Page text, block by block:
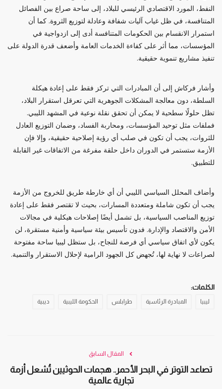
النفط، المورد الاقتصادي الرئيسي للبلاد، إلى ساحة صراع بين الفصائل
المتنافسة، في ظل غياب آليات شفافة وعادلة لتوزيع الثروة. كما أن
استمرار الانقسام بين الحكومات المتنافسة أدى إلى ازدواجية في
المؤسسات، مما أثر على كفاءة الخدمات العامة وأضعف قدرة الدولة على
تنفيذ مشاريع تنموية حقيقية.
وأشار فركاش إلى أن المبادرات التي تركز فقط على إعادة هيكلة
السلطة، دون معالجة المشكلات الجوهرية التي تعرقل استقرار البلاد،
تظل حلولًا سطحية لا يمكن أن تحقق نقلة نوعية في المشهد الليبي.
فملفات مثل توحيد المؤسسات، ومحاربة الفساد، وضمان التوزيع العادل
للثروات، يجب أن تكون في صلب أي رؤية إصلاحية حقيقية، وإلا فإن
الأزمة ستستمر في الدوران داخل حلقة مفرغة من الاتفاقات غير القابلة
للتطبيق.
وأضاف المحلل السياسي الليبي أن أي خارطة طريق للخروج من الأزمة
يجب أن تكون شاملة ومتعددة المسارات، بحيث لا تقتصر فقط على إعادة
توزيع المناصب السياسية، بل تشمل أيضًا إصلاحات هيكلية في مجالات
الأمن والاقتصاد والإدارة. فدون تأسيس بيئة سياسية وأمنية مستقرة، لن
يكون لأي اتفاق سياسي أي فرصة للنجاح، بل ستظل ليبيا ساحة مفتوحة
لصراعات لا نهاية لها، تُجهض كل الجهود الرامية لإحلال الاستقرار والتنمية.
الكلمات:
ليبيا المبادرة الرئاسية طرابلس الحكومة الليبية ديبية
المقال السابق
تصاعد التوتر في البحر الأحمر.. هجمات الحوثيين تُشعل أزمة
تجارية عالمية